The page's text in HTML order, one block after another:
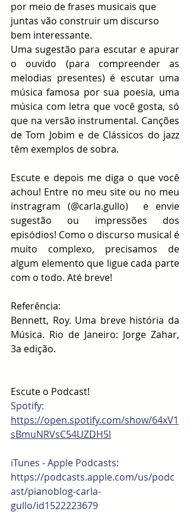
por meio de frases musicais que
juntas vão construir um discurso
bem interessante.
Uma sugestão para escutar e apurar
o ouvido (para compreender as
melodias presentes) é escutar uma
música famosa por sua poesia, uma
música com letra que você gosta, só
que na versão instrumental. Canções
de Tom Jobim e de Clássicos do jazz
têm exemplos de sobra.
Escute e depois me diga o que você
achou! Entre no meu site ou no meu
instragram (@carla.gullo)  e envie
sugestão ou impressões dos
episódios! Como o discurso musical é
muito complexo, precisamos de
algum elemento que ligue cada parte
com o todo. Até breve!
Referência:
Bennett, Roy. Uma breve história da
Música. Rio de Janeiro: Jorge Zahar,
3a edição.
Escute o Podcast!
Spotify:
https://open.spotify.com/show/64xV1
sBmuNRVsC54UZDH5l
iTunes - Apple Podcasts:
https://podcasts.apple.com/us/podc
ast/pianoblog-carla-
gullo/id1522223679